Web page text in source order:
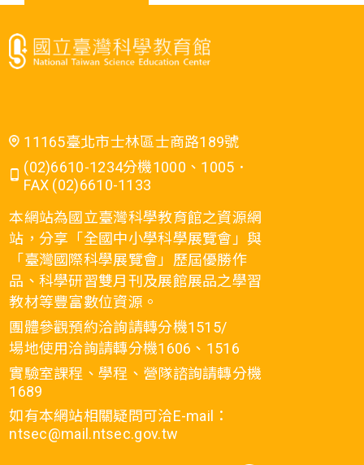
11165臺北市士林區士商路189號
(02)6610-1234分機1000、1005．
FAX (02)6610-1133
本網站為國立臺灣科學教育館之資源網
站，分享「全國中小學科學展覽會」與
「臺灣國際科學展覽會」歷屆優勝作
品、科學研習雙月刊及展館展品之學習
教材等豐富數位資源。
團體參觀預約洽詢請轉分機1515/
場地使用洽詢請轉分機1606、1516
實驗室課程、學程、營隊諮詢請轉分機
1689
如有本網站相關疑問可洽E-mail：
ntsec@mail.ntsec.gov.tw